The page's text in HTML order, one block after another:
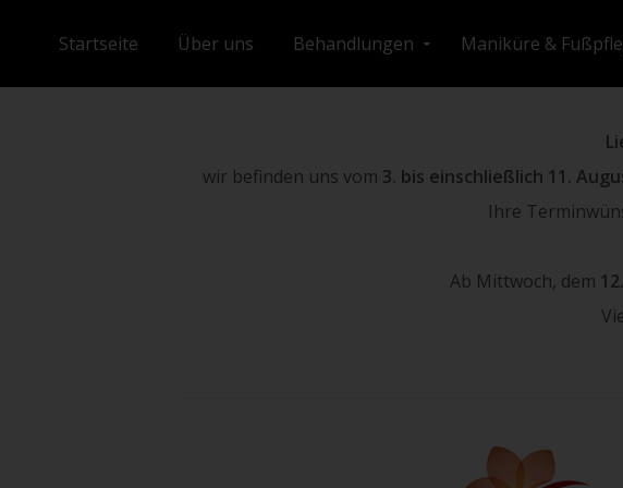
Startseite Über uns Behandlungen Maniküre &
wir befinden uns vom 3. bis einschließlich 11.
Ihre
Ab Mittwoch, dem